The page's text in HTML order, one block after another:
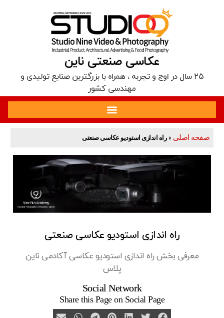
عکاسی صنعتی ناین
۲۵ سال در اوج و تجربه‌ ، همراه با بزرگترین صنایع تولیدی و
مهندسی کشور
صفحه اصلی »راه اندازی استودیو عکاسی صنعتی
راه اندازی استودیو عکاسی صنعتی
معرفی بخش راه‌ اندازی استودیو عکاسی آکادمی ناین
پلاس
Social Network
Share this Page on Social Page